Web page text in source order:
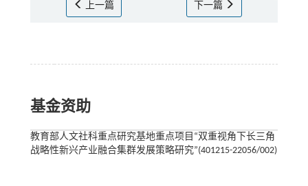
上一篇 下一篇
基金资助
教育部人文社科重点研究基地重点项目“双重视角下长三角
战略性新兴产业融合集群发展策略研究”(401215-22056/002)